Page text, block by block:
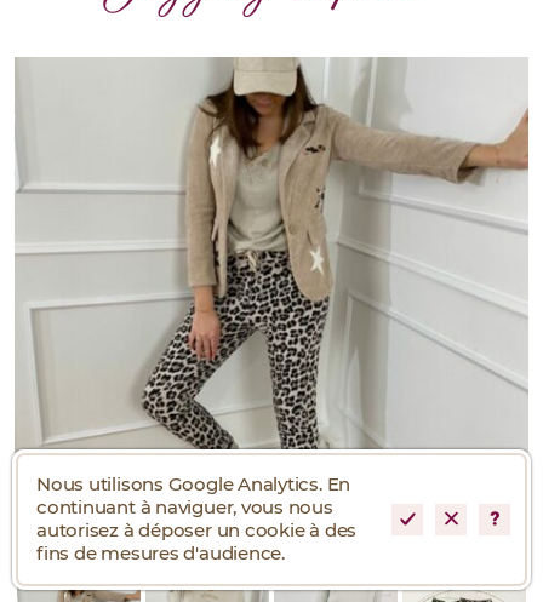
Nous utilisons Google Analytics. En
continuant à naviguer, vous nous
autorisez à déposer un cookie à des
fins de mesures d'audience.